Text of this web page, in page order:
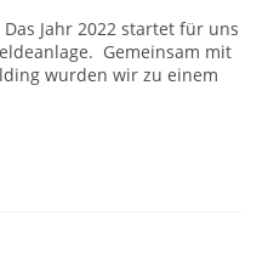
Jahr 2022 startet für uns
Gemeinsam mit
wurden wir zu einem